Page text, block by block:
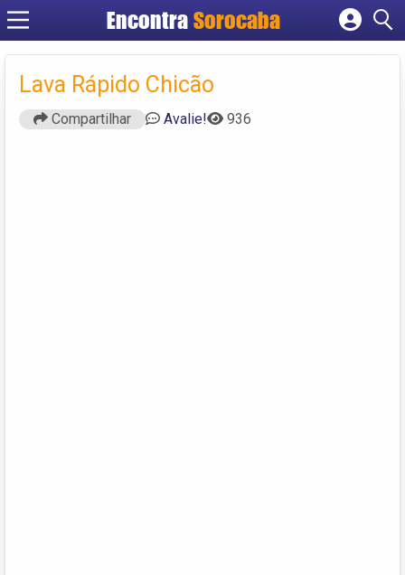
EncontraSorocaba
Cadastrar empresa
Fazer login
Criar conta
Lava Rápido Chicão
Compartilhar Avalie! 936